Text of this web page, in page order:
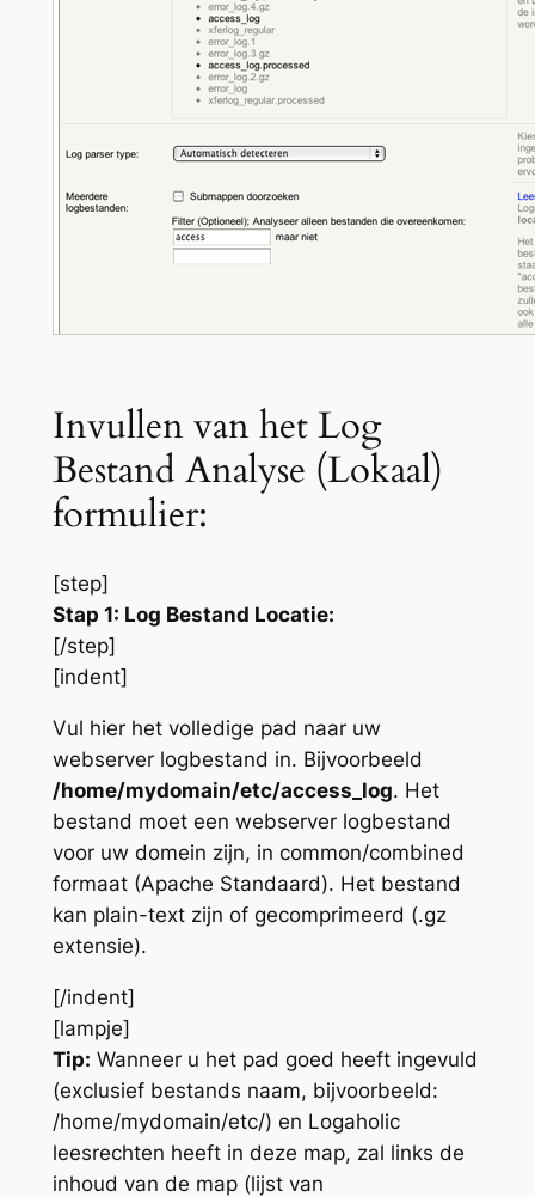
Invullen van het Log
Bestand Analyse (Lokaal)
formulier:
[step]
Stap 1: Log Bestand Locatie:
[/step]
[indent]
Vul hier het volledige pad naar uw
webserver logbestand in. Bijvoorbeeld
/home/mydomain/etc/access_log. Het
bestand moet een webserver logbestand
voor uw domein zijn, in common/combined
formaat (Apache Standaard). Het bestand
kan plain-text zijn of gecomprimeerd (.gz
extensie).
[/indent]
[lampje]
Tip: Wanneer u het pad goed heeft ingevuld
(exclusief bestands naam, bijvoorbeeld:
/home/mydomain/etc/) en Logaholic
leesrechten heeft in deze map, zal links de
inhoud van de map (lijst van